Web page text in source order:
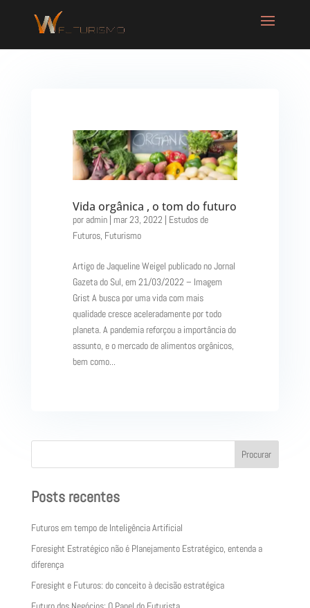
Vida orgânica , o tom do futuro
por admin| mar 23, 2022 | Estudos de
Futuros, Futurismo
Artigo de Jaqueline Weigel publicado no Jornal
Gazeta do Sul, em 21/03/2022 – Imagem
Grist A busca por uma vida com mais
qualidade cresce aceleradamente por todo
planeta. A pandemia reforçou a importância do
assunto, e o mercado de alimentos orgânicos,
bem como...
Procurar
Posts recentes
Futuros em tempo de Inteligência Artificial
Foresight Estratégico não é Planejamento Estratégico, entenda a
diferença
Foresight e Futuros: do conceito à decisão estratégica